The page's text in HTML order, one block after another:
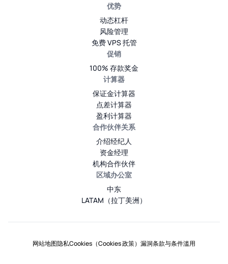
优势
动态杠杆
风险管理
免费 VPS 托管
促销
100% 存款奖金
计算器
保证金计算器
点差计算器
盈利计算器
合作伙伴关系
介绍经纪人
资金经理
机构合作伙伴
区域办公室
中东
LATAM（拉丁美洲）
网站地图隐私Cookies（Cookies 政策） 漏洞条款与条件滥用